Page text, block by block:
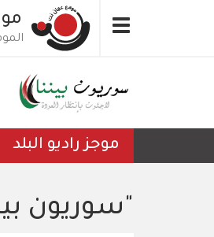
Toggle
navigation
موجز راديو البلد
"سوريون بيننا" 31-